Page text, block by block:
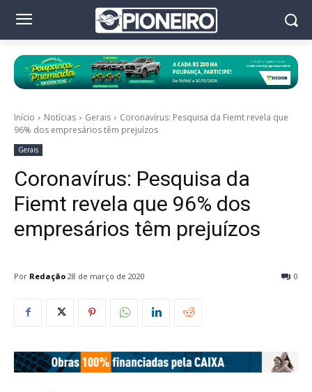
Início Notícias Gerais
Coronavírus: Pesquisa da Fiemt revela que
96% dos empresários têm prejuízos
Gerais
Coronavírus: Pesquisa da
Fiemt revela que 96% dos
empresários têm prejuízos
Por Redação 0
28 de março de 2020